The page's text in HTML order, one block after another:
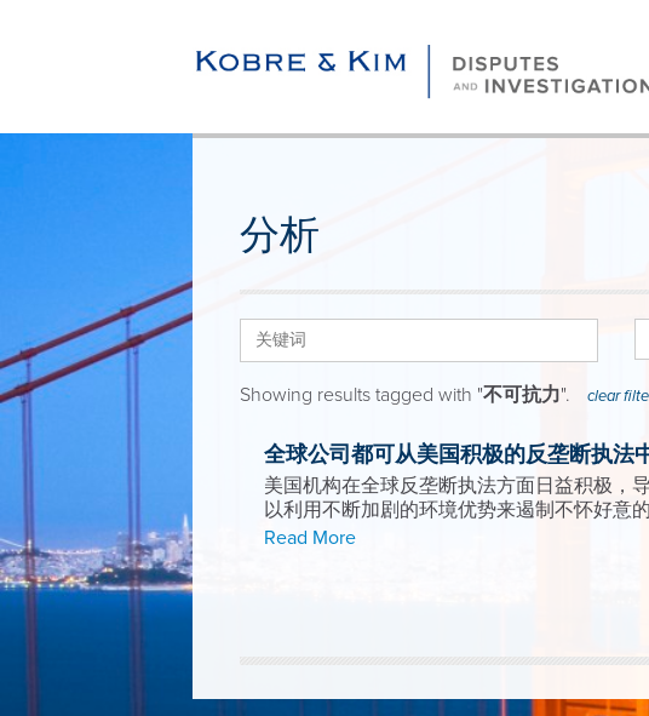
分析
Showing results tagged with "不可抗力". clear
全球公司都可从美国积极的反垄断执法
美国机构在全球反垄断执法方面日益积极，
以利用不断加剧的环境优势来遏制不怀好意
Read More